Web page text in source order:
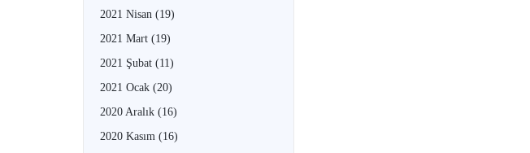
2021 Nisan (19)
2021 Mart (19)
2021 Şubat (11)
2021 Ocak (20)
2020 Aralık (16)
2020 Kasım (16)